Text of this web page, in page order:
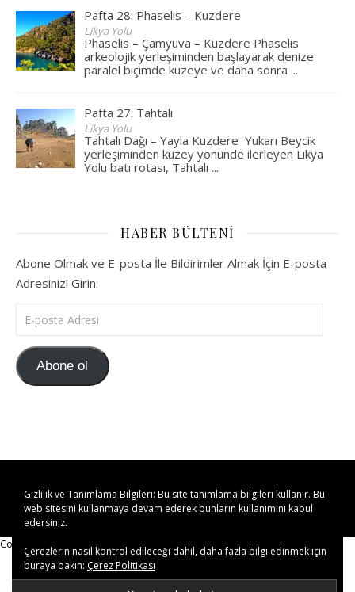
Pafta 28: Phaselis – Kuzdere
Likya Yolu
Phaselis – Çamyuva – Kuzdere Phaselis
arkeolojik yerleşiminden başlayarak denize
paralel biçimde kuzeye ve daha sonra...
Pafta 27: Tahtalı
Likya Yolu
Tahtalı Dağı – Yayla Kuzdere Yukarı Beycik
yerleşiminden kuzey yönünde ilerleyen Likya
Yolu batı rotası, Tahtalı ...
HABER BÜLTENI
Abone Olmak ve E-posta İle Bildirimler Almak İçin E-posta
Adresinizi Girin.
E-posta Adresi
Abone ol
kulturelcisi.com © 2019-2023 Her Hakkı Saklıdır.
Copy Protected by Chetan 's WP-Copyprotect .
Gizlilik ve Tanımlama Bilgileri: Bu site tanımlama bilgileri kullanır. Bu
web sitesini kullanmaya devam ederek bunların kullanımını kabul
edersiniz.
Çerezlerin nasıl kontrol edileceği dahil, daha fazla bilgi edinmek için
buraya bakın: Çerez Politikası